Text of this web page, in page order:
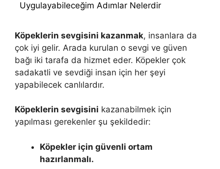
Uygulayabileceğim Adımlar Nelerdir
Köpeklerin sevgisini kazanmak, insanlara da
çok iyi gelir. Arada kurulan o sevgi ve güven
bağı iki tarafa da hizmet eder. Köpekler çok
sadakatli ve sevdiği insan için her şeyi
yapabilecek canlılardır.
Köpeklerin sevgisini kazanabilmek için
yapılması gerekenler şu şekildedir:
Köpekler için güvenli ortam
hazırlanmalı.